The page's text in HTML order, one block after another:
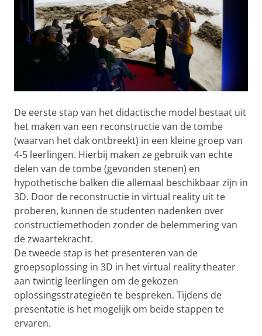
De eerste stap van het didactische model bestaat uit
het maken van een reconstructie van de tombe
(waarvan het dak ontbreekt) in een kleine groep van
4-5 leerlingen. Hierbij maken ze gebruik van echte
delen van de tombe (gevonden stenen) en
hypothetische balken die allemaal beschikbaar zijn in
3D. Door de reconstructie in virtual reality uit te
proberen, kunnen de studenten nadenken over
constructiemethoden zonder de belemmering van
de zwaartekracht.
De tweede stap is het presenteren van de
groepsoplossing in 3D in het virtual reality theater
aan twintig leerlingen om de gekozen
oplossingsstrategieën te bespreken. Tijdens de
presentatie is het mogelijk om beide stappen te
ervaren.